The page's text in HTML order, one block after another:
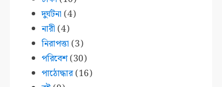
দুর্ঘটনা (4)
নারী (4)
নিরাপত্তা (3)
পরিবেশ(30)
পাঠোদ্ধার(16)